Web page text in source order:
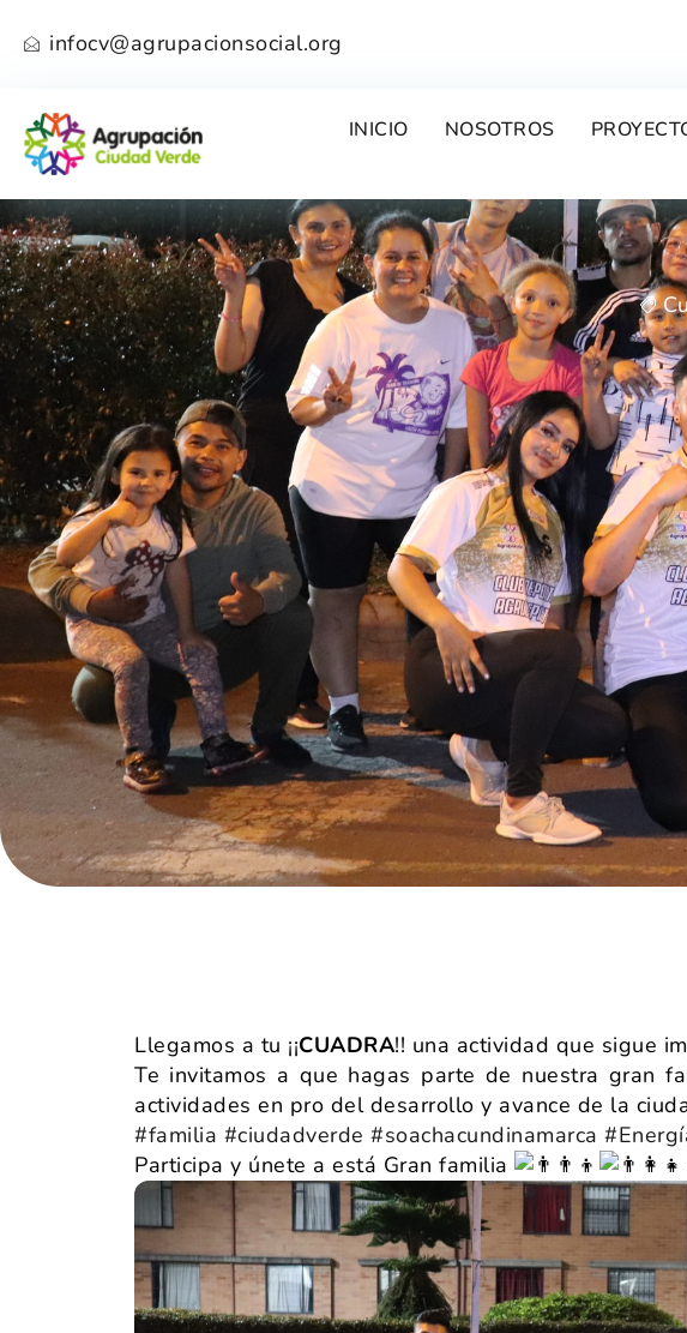
infocv@agrupacionsocial.org
INICIO NOSOTROS
Llegamos a tu ¡¡CUADRA!! una actividad que sigue
Te invitamos a que hagas parte de nuestra gran
actividades en pro del desarrollo y avance de la
#familia #ciudadverde #soachacundinamarca
Participa y únete a está Gran familia